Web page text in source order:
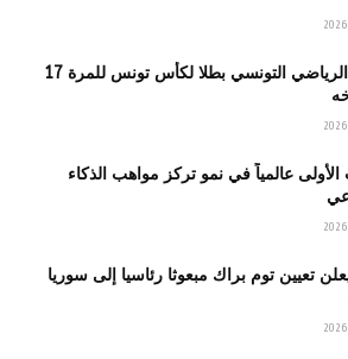
الترجي الرياضي التونسي بطلا لكأس تونس للمرة 17
الأولى عالمياً في نمو تركز مواهب الذكاء
تعيين توم براك مبعوثا رئاسيا إلى سوريا